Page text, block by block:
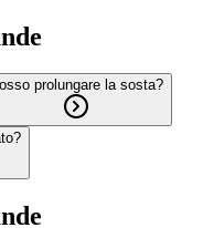
prolungare la sosta?